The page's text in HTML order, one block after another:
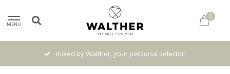
MENU
0
mixed by Walther, your personal selector!